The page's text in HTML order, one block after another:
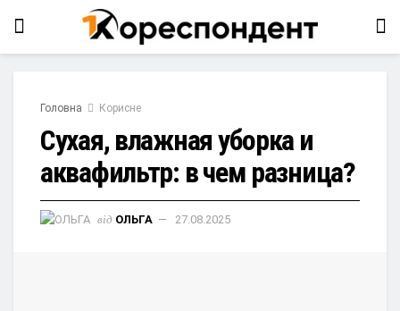
Головна Корисне
Сухая, влажная уборка и
аквафильтр: в чем разница?
від ОЛЬГА 27.08.2025